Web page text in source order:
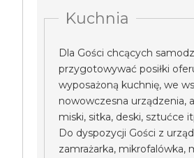
Kuchnia
Dla Gości chcących
przygotowywać posiłki
wyposażoną kuchnię, we
nowowczesna urządzenia,
miski, sitka, deski, sztućce
Do dyspozycji Gości z
zamrażarka, mikrofalówka,